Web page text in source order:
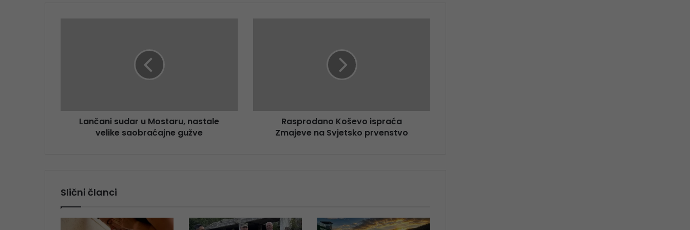
Lančani sudar u Mostaru, nastale
velike saobraćajne gužve
Rasprodano Koševo ispraća
Zmajeve na Svjetsko prvenstvo
Slični članci